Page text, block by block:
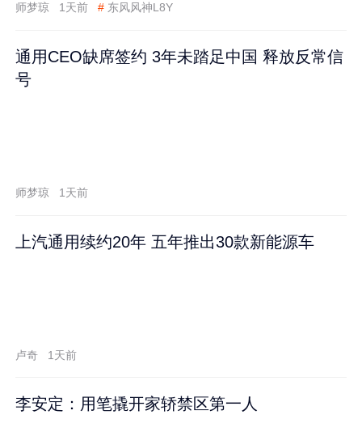
师梦琼 1天前 # 东风风神L8Y
通用CEO缺席签约 3年未踏足中国 释放反常信
号
师梦琼 1天前
上汽通用续约20年 五年推出30款新能源车
卢奇 1天前
李安定：用笔撬开家轿禁区第一人